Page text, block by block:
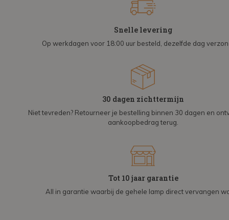
Snelle levering
Op werkdagen voor 18:00 uur besteld, dezelfde dag
30 dagen zichttermijn
Niet tevreden? Retourneer je bestelling binnen 30 dagen en
aankoopbedrag terug.
Tot 10 jaar garantie
All in garantie waarbij de gehele lamp direct vervangen